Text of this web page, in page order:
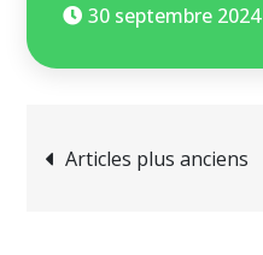
30 septembre 2024
Articles plus anciens